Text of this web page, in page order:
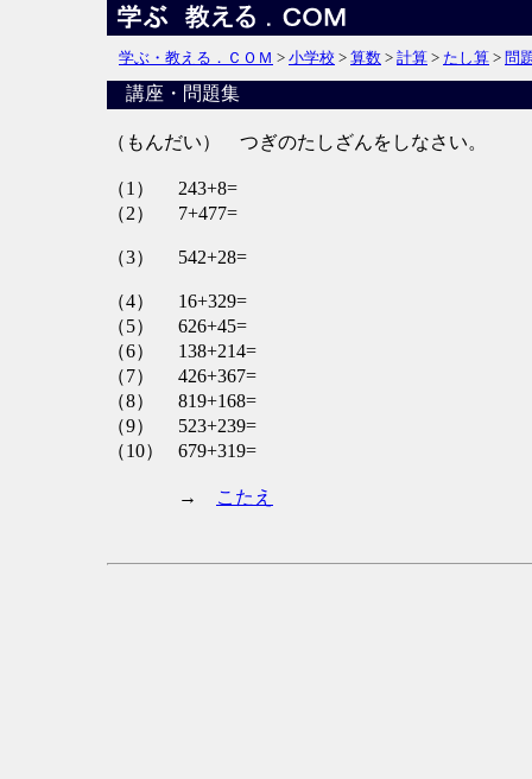
学ぶ・教える．ＣＯＭ > 小学校 > 算数 > 計算 > たし算 > 問
講座・問題集
（もんだい） つぎのたしざんをしなさい。
（1）
243+8=
（2）
7+477=
（3） 542+28=
（4）
16+329=
（5）
626+45=
（6）
138+214=
（7）
426+367=
（8）
819+168=
（9）
523+239=
（10）
679+319=
→ こたえ